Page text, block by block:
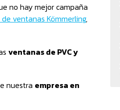
no hay mejor campaña
ventanas Kömmerling,
ventanas de PVC y
nuestra empresa en